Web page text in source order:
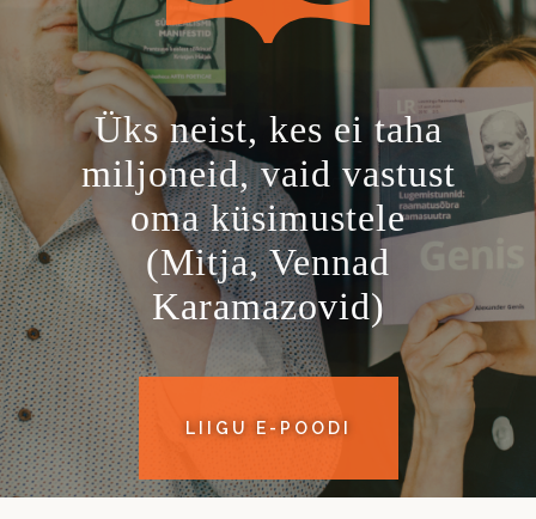
Üks neist, kes ei taha
miljoneid, vaid vastust
oma küsimustele
(Mitja, Vennad
Karamazovid)
LIIGU E-POODI